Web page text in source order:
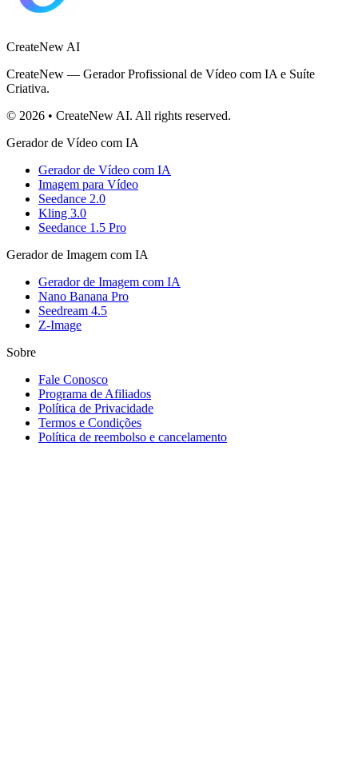
CreateNew AI
CreateNew — Gerador Profissional de Vídeo com IA e Suíte
Criativa.
© 2026 • CreateNew AI. All rights reserved.
Gerador de Vídeo com IA
Gerador de Vídeo com IA
Imagem para Vídeo
Seedance 2.0
Kling 3.0
Seedance 1.5 Pro
Gerador de Imagem com IA
Gerador de Imagem com IA
Nano Banana Pro
Seedream 4.5
Z-Image
Sobre
Fale Conosco
Programa de Afiliados
Política de Privacidade
Termos e Condições
Política de reembolso e cancelamento